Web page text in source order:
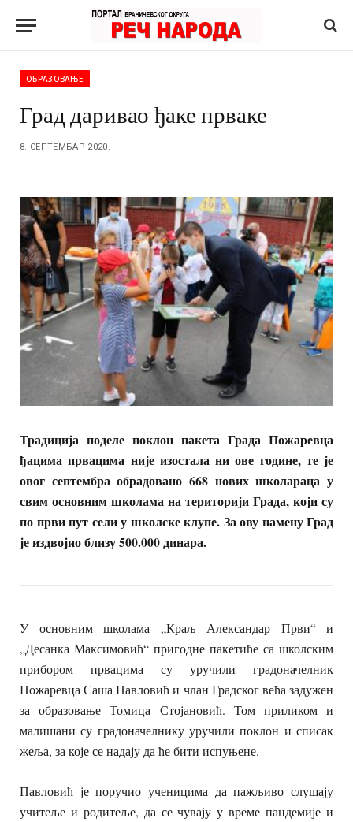
ОБРАЗОВАЊЕ
Град даривао ђаке прваке
8. СЕПТЕМБАР 2020.
Традиција поделе поклон пакета Града Пожаревца
ђацима првацима није изостала ни ове године, те је
овог септембра обрадовано 668 нових школараца у
свим основним школама на територији Града, који су
по први пут сели у школске клупе. За ову намену Град
је издвојио близу 500.000 динара.
У основним школама „Краљ Александар Први“ и
„Десанка Максимовић“ пригодне пакетиће са школским
прибором првацима су уручили градоначелник
Пожаревца Саша Павловић и члан Градског већа задужен
за образовање Томица Стојановић. Том приликом и
малишани су градоначелнику уручили поклон и списак
жеља, за које се надају да ће бити испуњене.
Павловић је поручио ученицима да пажљиво слушају
учитеље и родитеље, да се чувају у време пандемије и